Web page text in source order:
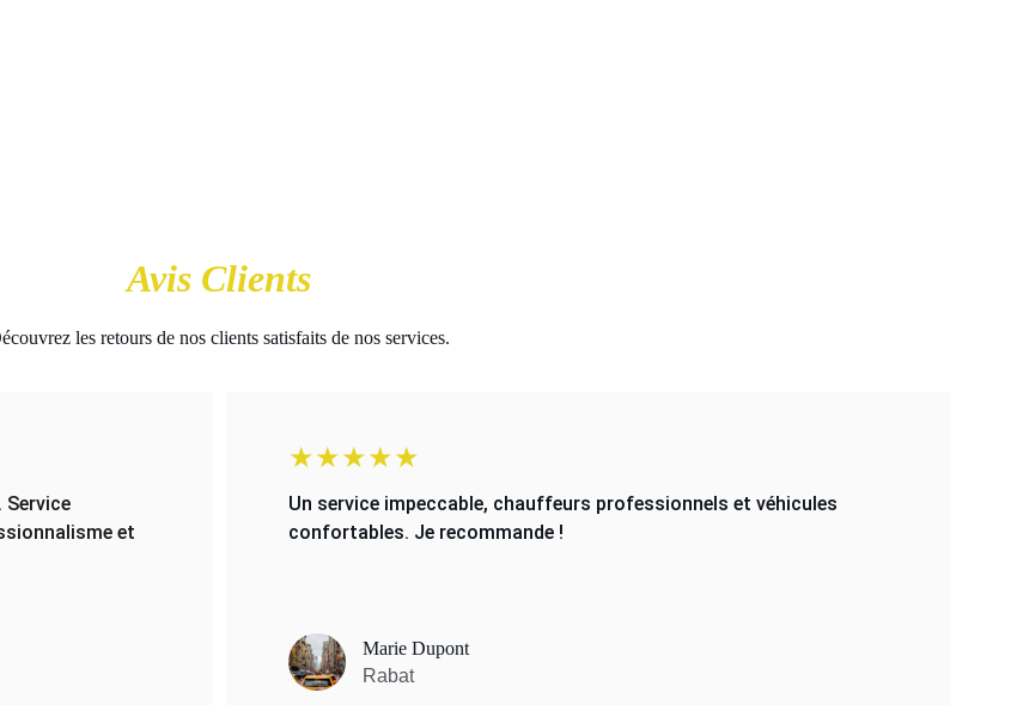
Avis Clients
les retours de nos clients satisfaits de nos services.
Un service impeccable, chauffeurs professionnels et véhicules
confortables. Je recommande !
Marie Dupont
Rabat
Service
et
★★★★★